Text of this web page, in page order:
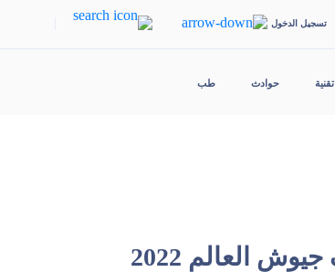
تسجيل الدخول
تقنية حوادث طب
العالم 2022